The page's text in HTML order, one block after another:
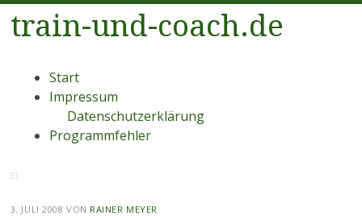
train-und-coach.de
Menü
Zum
Inhalt
Start
Impressum
Datenschutzerklärung
Programmfehler
3. JULI 2008 VON RAINER MEYER